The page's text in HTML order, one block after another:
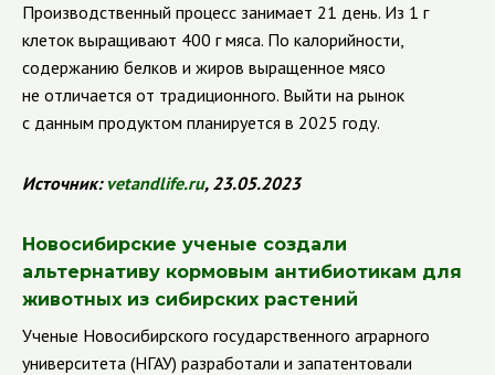
Производственный процесс занимает 21 день. Из 1 г
клеток выращивают 400 г мяса. По калорийности,
содержанию белков и жиров выращенное мясо
не отличается от традиционного. Выйти на рынок
с данным продуктом планируется в 2025 году.
Источник: vetandlife.ru, 23.05.2023
Новосибирские ученые создали
альтернативу кормовым антибиотикам для
животных из сибирских растений
Ученые Новосибирского государственного аграрного
университета (НГАУ) разработали и запатентовали